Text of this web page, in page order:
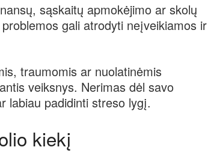
sąskaitų apmokėjimo ar skolų
gali atrodyti neįveikiamos ir
traumomis ar nuolatinėmis
veiksnys. Nerimas dėl savo
labiau padidinti streso lygį.
kiekį